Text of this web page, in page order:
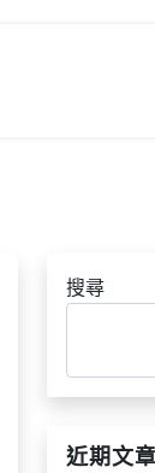
搜尋
近期文章